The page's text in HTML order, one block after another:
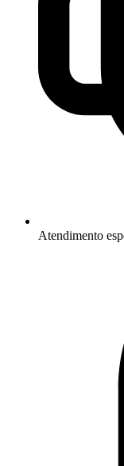
Atendimento